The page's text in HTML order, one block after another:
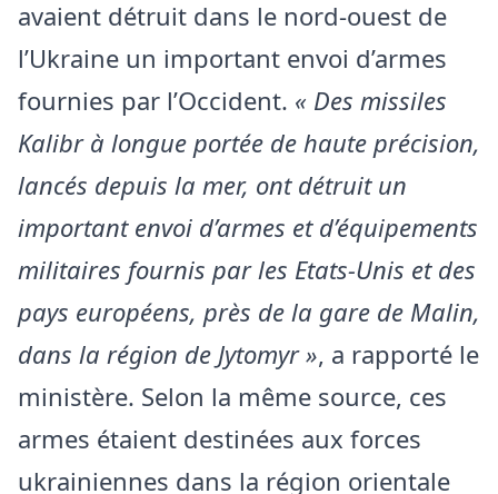
avaient détruit dans le nord-ouest de
l’Ukraine un important envoi d’armes
fournies par l’Occident. « Des missiles
Kalibr à longue portée de haute précision,
lancés depuis la mer, ont détruit un
important envoi d’armes et d’équipements
militaires fournis par les Etats-Unis et des
pays européens, près de la gare de Malin,
dans la région de Jytomyr », a rapporté le
ministère. Selon la même source, ces
armes étaient destinées aux forces
ukrainiennes dans la région orientale